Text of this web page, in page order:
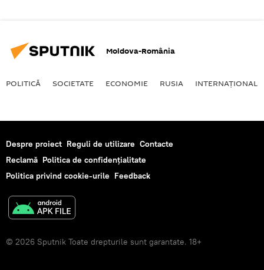
Moldova-România
POLITICĂ SOCIETATE ECONOMIE RUSIA INTERNAŢIONAL
Despre proiect Reguli de utilizare Contacte
Reclamă Politica de confidențialitate
Politica privind cookie-urile Feedback
© 2026 Sputnik Toate drepturile sunt garantate. 18+